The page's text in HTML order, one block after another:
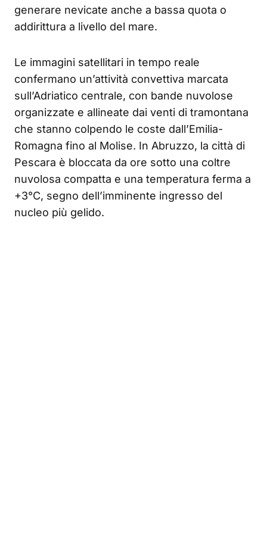
generare nevicate anche a bassa quota o
addirittura a livello del mare.
Le immagini satellitari in tempo reale
confermano un’attività convettiva marcata
sull’Adriatico centrale, con bande nuvolose
organizzate e allineate dai venti di tramontana
che stanno colpendo le coste dall’Emilia-
Romagna fino al Molise. In Abruzzo, la città di
Pescara è bloccata da ore sotto una coltre
nuvolosa compatta e una temperatura ferma a
+3°C, segno dell’imminente ingresso del
nucleo più gelido.